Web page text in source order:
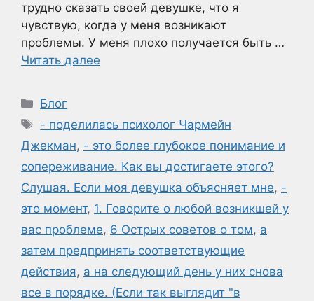
трудно сказать своей девушке, что я
чувствую, когда у меня возникают
проблемы. У меня плохо получается быть …
Читать далее
Рубрики
Блог
Метки
- поделилась психолог Чармейн
Джекман, - это более глубокое понимание и
сопереживание. Как вы достигаете этого?
Слушая. Если моя девушка объясняет мне, -
это момент, 1. Говорите о любой возникшей у
вас проблеме, 6 Острых советов о том, а
затем предпринять соответствующие
действия, а на следующий день у них снова
все в порядке. (Если так выглядит "в